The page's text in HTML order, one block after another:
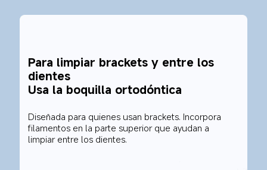
Para limpiar brackets y entre los
dientes
Usa la boquilla ortodóntica
Diseñada para quienes usan brackets. Incorpora
filamentos en la parte superior que ayudan a
limpiar entre los dientes.